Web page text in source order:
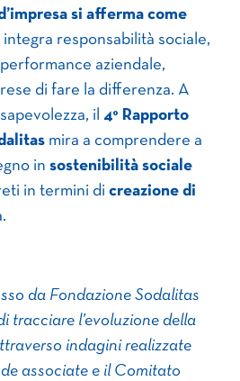
si afferma come
integra responsabilità sociale,
aziendale,
di fare la differenza. A
il 4° Rapporto
mira a comprendere a
in sostenibilità sociale
in termini di creazione di
da Fondazione Sodalitas
tracciare l’evoluzione della
indagini realizzate
associate e il Comitato